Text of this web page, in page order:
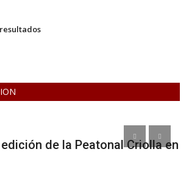
edición de la Peatonal Criolla en